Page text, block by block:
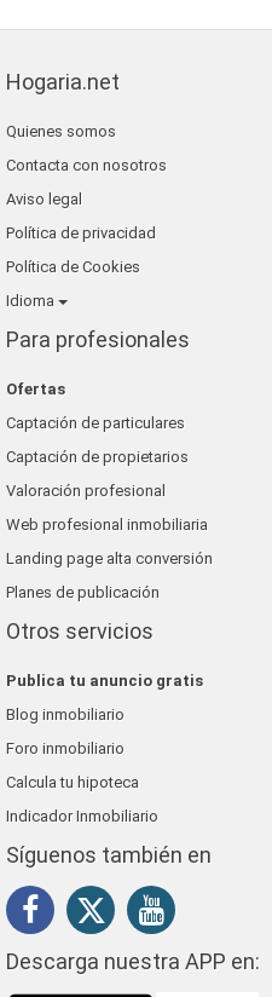
Hogaria.net
Quienes somos
Contacta con nosotros
Aviso legal
Política de privacidad
Política de Cookies
Idioma
Para profesionales
Ofertas
Captación de particulares
Captación de propietarios
Valoración profesional
Web profesional inmobiliaria
Landing page alta conversión
Planes de publicación
Otros servicios
Publica tu anuncio gratis
Blog inmobiliario
Foro inmobiliario
Calcula tu hipoteca
Indicador Inmobiliario
Síguenos también en
Descarga nuestra APP en: